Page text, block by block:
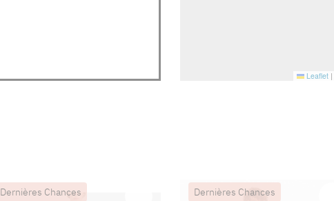
Leaflet |
Dernières Chances Dernières Chances